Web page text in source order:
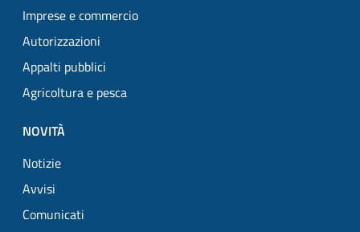
Imprese e commercio
Autorizzazioni
Appalti pubblici
Agricoltura e pesca
NOVITÀ
Notizie
Avvisi
Comunicati